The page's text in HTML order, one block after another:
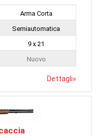
Arma Corta
Semiautomatica
9 x 21
Nuovo
Dettagli»